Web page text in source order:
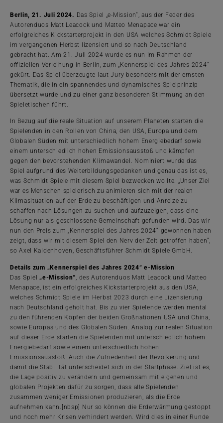
Berlin, 21. Juli 2024. Das Spiel „e-Mission“, aus der Feder des
Autorenduos Matt Leacock und Matteo Menapace war ein
erfolgreiches Kickstarterprojekt in den USA welches Schmidt Spiele
im vergangenen Herbst lizensiert und so nach Deutschland
gebracht hat. Am 21. Juli 2024 wurde es nun im Rahmen der
offiziellen Verleihung in Berlin, zum „Kennerspiel des Jahres 2024“
gekürt. Das Spiel überzeugte laut Jury besonders mit der ernsten
Thematik, die in ein spannendes und dynamisches Spielprinzip
übersetzt wurde und zu einer ganz besonderen Stimmung an den
Spieletischen führt.
In Bezug auf die reale Situation auf unserem Planeten starten die
Spielenden in den Rollen von China, den USA, Europa und dem
Globalen Süden mit unterschiedlich hohem Energiebedarf sowie
einem unterschiedlich hohen Emissionsausstoß und kämpfen
gegen den bevorstehenden Klimawandel. Nominiert wurde das
Spiel aufgrund des Weiterbildungsgedanken und genau das ist es,
was Schmidt Spiele mit diesem Spiel bezwecken wollte. „Unser Ziel
war es Menschen spielerisch zu animieren sich mit der realen
Klimasituation auf der Erde zu beschäftigen und Anreize zu
schaffen nach Lösungen zu suchen und aufzuzeigen, dass eine
Lösung nur als geschlossene Gemeinschaft gefunden wird. Das wir
nun den Preis zum „Kennerspiel des Jahres 2024“ gewonnen haben
zeigt, dass wir mit diesem Spiel den Nerv der Zeit getroffen haben“,
so Axel Kaldenhoven, Geschäftsführer Schmidt Spiele GmbH.
Details zum „Kennerspiel des Jahres 2024“ e-Mission
Das Spiel „e-Mission“ , des Autorenduos Matt Leacock und Matteo
Menapace, ist ein erfolgreiches Kickstarterprojekt aus den USA,
welches Schmidt Spiele im Herbst 2023 durch eine Lizensierung
nach Deutschland geholt hat. Bis zu vier Spielende werden mental
zu den führenden Köpfen der beiden Großnationen USA und China,
sowie Europas und des Globalen Süden. Analog zur realen Situation
auf dieser Erde starten die Spielenden mit unterschiedlich hohem
Energiebedarf sowie einem unterschiedlich hohen
Emissionsausstoß. Auch die Zufriedenheit der Bevölkerung und
damit die Stabilität unterscheidet sich in der Startphase. Ziel ist es,
die Lage positiv zu verändern und gemeinsam mit eigenen und
globalen Projekten dafür zu sorgen, dass alle Spielenden
zusammen weniger Emissionen produzieren, als die Erde
aufnehmen kann.[nbsp] Nur so können die Erderwärmung gestoppt
und noch mehr Krisen verhindert werden. Wird dies in einer Runde